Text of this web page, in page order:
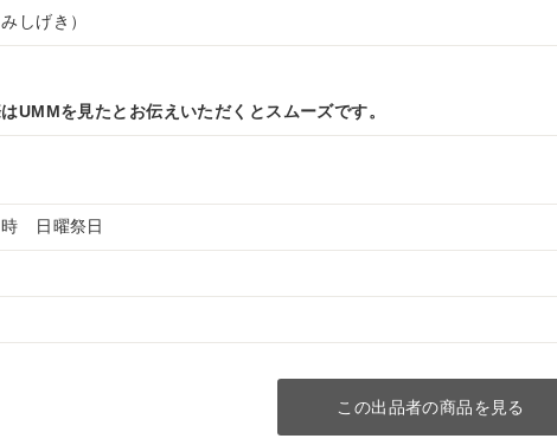
しげき）
UMMを見たとお伝えいただくとスムーズです。
時 日曜祭日
この出品者の商品を見る